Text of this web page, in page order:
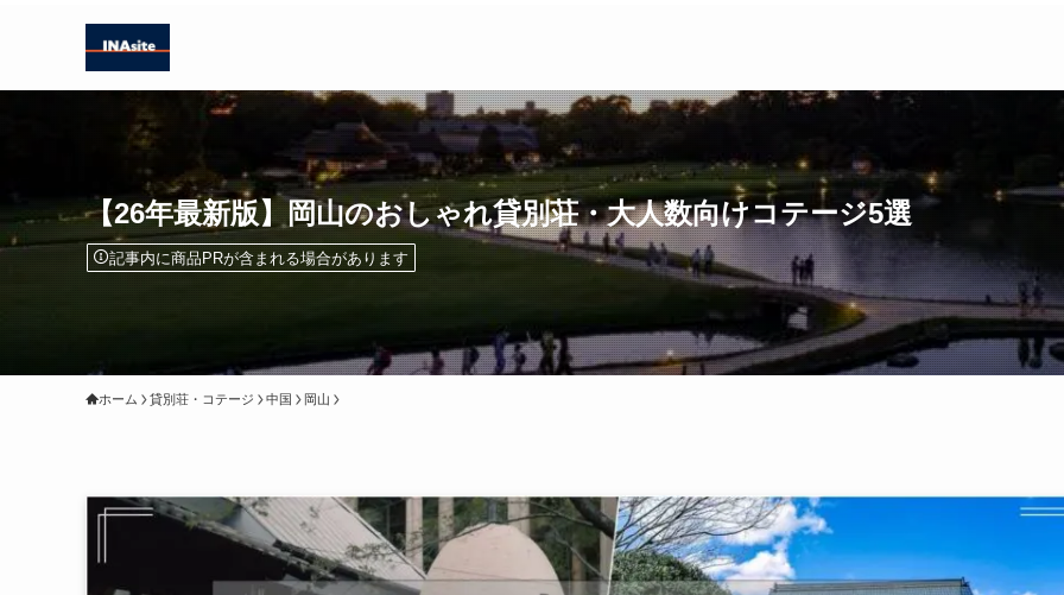
【26年最新版】岡山のおしゃれ貸別荘・大人数向けコテージ5選
記事内に商品PRが含まれる場合があります
ホーム 貸別荘・コテージ 中国 岡山